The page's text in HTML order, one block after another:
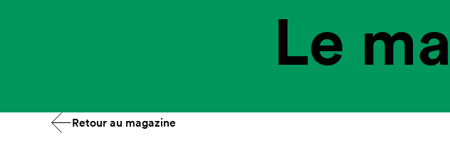
Le
Retour au magazine